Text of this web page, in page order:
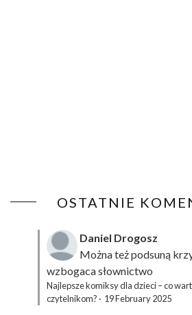
OSTATNIE
Daniel Drogosz
Można też podsuną
wzbogaca słownictwo
Najlepsze komiksy dla dzieci – co
czytelnikom? · 19 February 2025